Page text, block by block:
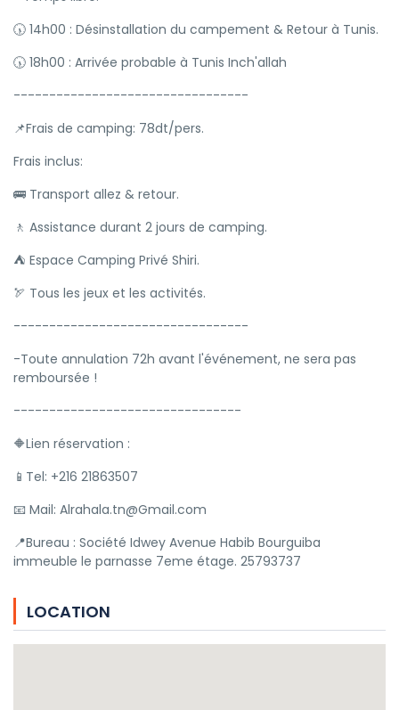
🕠 14h00 : Désinstallation du campement & Retour à Tunis.
🕠 18h00 : Arrivée probable à Tunis Inch'allah
---------------------------------
📌Frais de camping: 78dt/pers.
Frais inclus:
🚌 Transport allez & retour.
🚶 Assistance durant 2 jours de camping.
⛺ Espace Camping Privé Shiri.
🏹 Tous les jeux et les activités.
---------------------------------
-Toute annulation 72h avant l'événement, ne sera pas
remboursée !
--------------------------------
🔶️Lien réservation :
📱Tel: +216 21863507
📧 Mail: Alrahala.tn@Gmail.com
📍Bureau : Société Idwey Avenue Habib Bourguiba
immeuble le parnasse 7eme étage. 25793737
LOCATION